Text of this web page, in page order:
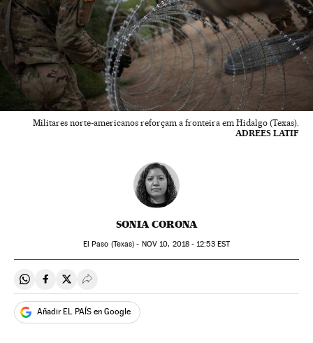
Militares norte-americanos reforçam a fronteira em Hidalgo (Texas).
ADREES LATIF
SONIA CORONA
El Paso (Texas) - NOV 10, 2018 - 12:53EST
Compartir en Whatsapp
Compartir en Facebook
Compartir en Twitter
Desplegar Redes Sociales
Añadir EL PAÍS en Google